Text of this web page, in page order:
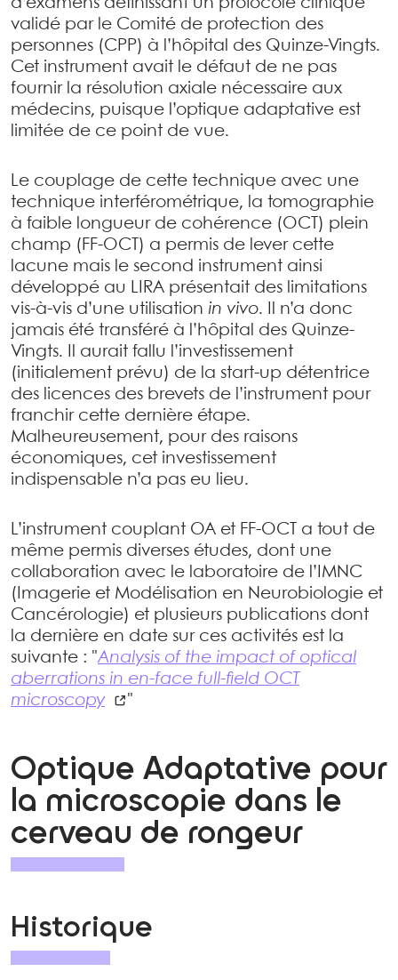
d’examens définissant un protocole clinique
validé par le Comité de protection des
personnes (CPP) à l’hôpital des Quinze-Vingts.
Cet instrument avait le défaut de ne pas
fournir la résolution axiale nécessaire aux
médecins, puisque l’optique adaptative est
limitée de ce point de vue.
Le couplage de cette technique avec une
technique interférométrique, la tomographie
à faible longueur de cohérence (OCT) plein
champ (FF-OCT) a permis de lever cette
lacune mais le second instrument ainsi
développé au LIRA présentait des limitations
vis-à-vis d’une utilisation in vivo. Il n’a donc
jamais été transféré à l’hôpital des Quinze-
Vingts. Il aurait fallu l’investissement
(initialement prévu) de la start-up détentrice
des licences des brevets de l’instrument pour
franchir cette dernière étape.
Malheureusement, pour des raisons
économiques, cet investissement
indispensable n’a pas eu lieu.
L’instrument couplant OA et FF-OCT a tout de
même permis diverses études, dont une
collaboration avec le laboratoire de l’IMNC
(Imagerie et Modélisation en Neurobiologie et
Cancérologie) et plusieurs publications dont
la dernière en date sur ces activités est la
suivante : "Analysis of the impact of optical
aberrations in en-face full-field OCT
microscopy
"
Optique Adaptative pour
la microscopie dans le
cerveau de rongeur
Historique